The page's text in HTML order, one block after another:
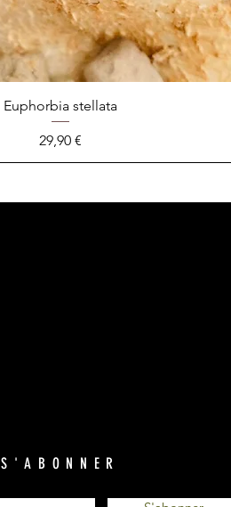
Euphorbia stellata
Prix
29,90 €
S'ABONNER